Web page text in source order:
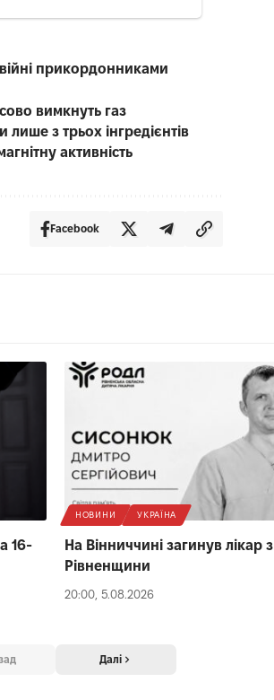
прикордонниками
вимкнуть газ
з трьох інгредієнтів
активність
Facebook
16-
НОВИНИ УКРАЇНА
На Вінниччині загинув лікар з
Рівненщини
20:00, 5.08.2026
Далі